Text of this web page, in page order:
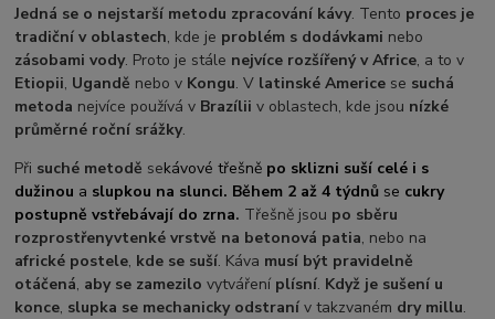
Jedná se o nejstarší metodu zpracování kávy. Tento proces je
tradiční v oblastech, kde je problém s dodávkami nebo
zásobami vody. Proto je stále nejvíce rozšířený v Africe, a to v
Etiopii, Ugandě nebo v Kongu. V latinské Americe se suchá
metoda nejvíce používá v Brazílii v oblastech, kde jsou nízké
průměrné roční srážky.
Při suché metodě sekávové třešně po sklizni suší celé i s
dužinou a slupkou na slunci. Během 2 až 4 týdnů se cukry
postupně vstřebávají do zrna. Třešně jsou po sběru
rozprostřenyvtenké vrstvě na betonová patia, nebo na
africké postele, kde se suší. Káva musí být pravidelně
otáčená, aby se zamezilo vytváření plísní. Když je sušení u
konce, slupka se mechanicky odstraní v takzvaném dry millu.